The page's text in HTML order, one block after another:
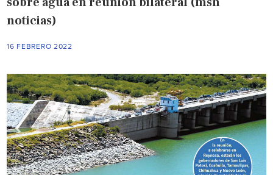
noticias)
16 FEBRERO 2022